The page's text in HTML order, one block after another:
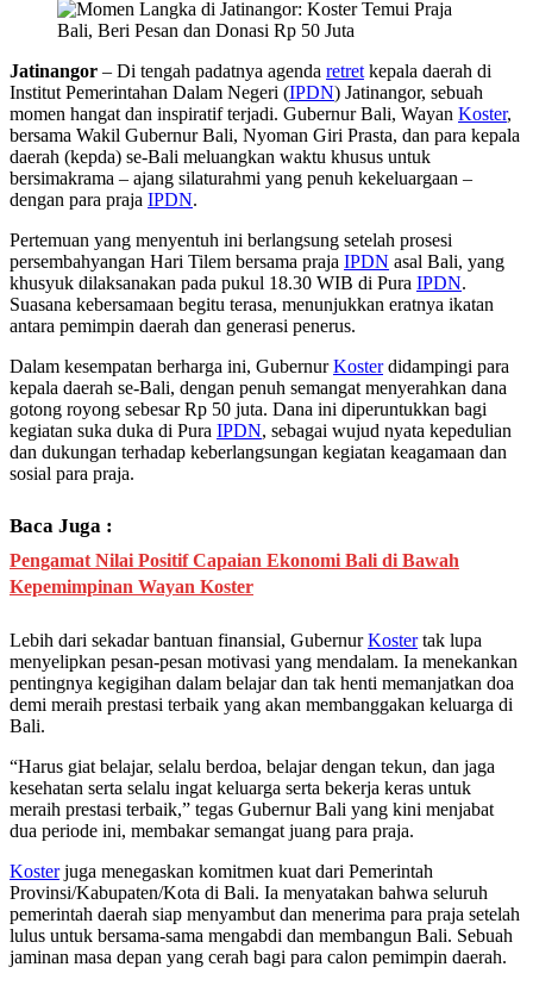
Jatinangor – Di tengah padatnya agenda retret kepala daerah di
Institut Pemerintahan Dalam Negeri (IPDN) Jatinangor, sebuah
momen hangat dan inspiratif terjadi. Gubernur Bali, Wayan Koster,
bersama Wakil Gubernur Bali, Nyoman Giri Prasta, dan para kepala
daerah (kepda) se-Bali meluangkan waktu khusus untuk
bersimakrama – ajang silaturahmi yang penuh kekeluargaan –
dengan para praja IPDN.
Pertemuan yang menyentuh ini berlangsung setelah prosesi
persembahyangan Hari Tilem bersama praja IPDN asal Bali, yang
khusyuk dilaksanakan pada pukul 18.30 WIB di Pura IPDN.
Suasana kebersamaan begitu terasa, menunjukkan eratnya ikatan
antara pemimpin daerah dan generasi penerus.
Dalam kesempatan berharga ini, GubernurKosterdidampingi para
kepala daerah se-Bali, dengan penuh semangat menyerahkan dana
gotong royong sebesar Rp 50 juta. Dana ini diperuntukkan bagi
kegiatan suka duka di Pura IPDN, sebagai wujud nyata kepedulian
dan dukungan terhadap keberlangsungan kegiatan keagamaan dan
sosial para praja.
Baca Juga :
Pengamat Nilai Positif Capaian Ekonomi Bali di Bawah
Kepemimpinan Wayan Koster
Lebih dari sekadar bantuan finansial, GubernurKostertak lupa
menyelipkan pesan-pesan motivasi yang mendalam. Ia menekankan
pentingnya kegigihan dalam belajar dan tak henti memanjatkan doa
demi meraih prestasi terbaik yang akan membanggakan keluarga di
Bali.
“Harus giat belajar, selalu berdoa, belajar dengan tekun, dan jaga
kesehatan serta selalu ingat keluarga serta bekerja keras untuk
meraih prestasi terbaik,” tegas Gubernur Bali yang kini menjabat
dua periode ini, membakar semangat juang para praja.
Kosterjuga menegaskan komitmen kuat dari Pemerintah
Provinsi/Kabupaten/Kota di Bali. Ia menyatakan bahwa seluruh
pemerintah daerah siap menyambut dan menerima para praja setelah
lulus untuk bersama-sama mengabdi dan membangun Bali. Sebuah
jaminan masa depan yang cerah bagi para calon pemimpin daerah.